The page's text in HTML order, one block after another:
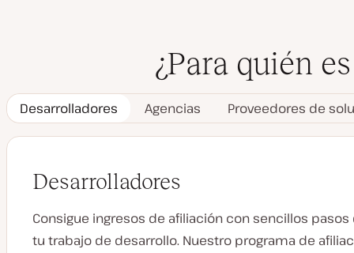
¿Para quién
Desarrolladores Agencias Proveedores de
Desarrolladores
Consigue ingresos de afiliación con sencillos pasos
tu trabajo de desarrollo. Nuestro programa de